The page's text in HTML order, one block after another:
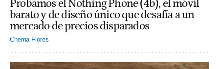
Probamos el Nothing Phone (4b), el móvil
barato y de diseño único que desafía a un
mercado de precios disparados
Chema Flores